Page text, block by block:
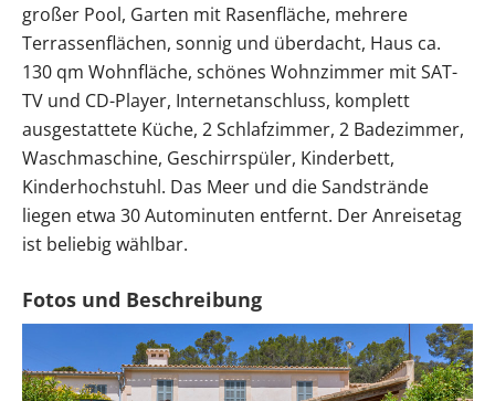
großer Pool, Garten mit Rasenfläche, mehrere
Terrassenflächen, sonnig und überdacht, Haus ca.
130 qm Wohnfläche, schönes Wohnzimmer mit SAT-
TV und CD-Player, Internetanschluss, komplett
ausgestattete Küche, 2 Schlafzimmer, 2 Badezimmer,
Waschmaschine, Geschirrspüler, Kinderbett,
Kinderhochstuhl. Das Meer und die Sandstrände
liegen etwa 30 Autominuten entfernt. Der Anreisetag
ist beliebig wählbar.